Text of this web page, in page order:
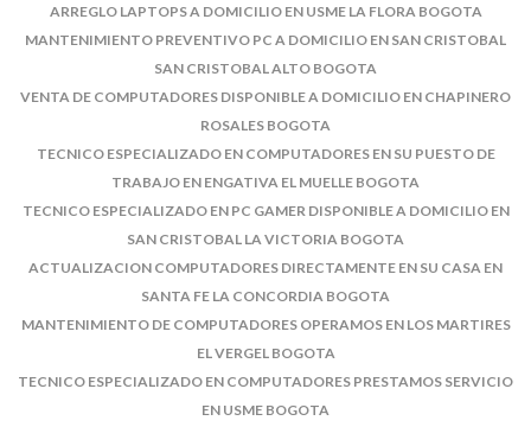
ARREGLO LAPTOPS A DOMICILIO EN USME LA FLORA BOGOTA
MANTENIMIENTO PREVENTIVO PC A DOMICILIO EN SAN CRISTOBAL
SAN CRISTOBAL ALTO BOGOTA
VENTA DE COMPUTADORES DISPONIBLE A DOMICILIO EN CHAPINERO
ROSALES BOGOTA
TECNICO ESPECIALIZADO EN COMPUTADORES EN SU PUESTO DE
TRABAJO EN ENGATIVA EL MUELLE BOGOTA
TECNICO ESPECIALIZADO EN PC GAMER DISPONIBLE A DOMICILIO EN
SAN CRISTOBAL LA VICTORIA BOGOTA
ACTUALIZACION COMPUTADORES DIRECTAMENTE EN SU CASA EN
SANTA FE LA CONCORDIA BOGOTA
MANTENIMIENTO DE COMPUTADORES OPERAMOS EN LOS MARTIRES
EL VERGEL BOGOTA
TECNICO ESPECIALIZADO EN COMPUTADORES PRESTAMOS SERVICIO
EN USME BOGOTA